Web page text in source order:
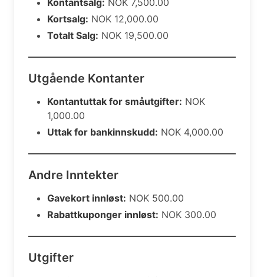
Kortsalg: NOK 12,000.00
Totalt Salg: NOK 19,500.00
Utgående Kontanter
Kontantuttak for småutgifter: NOK
1,000.00
Uttak for bankinnskudd: NOK 4,000.00
Andre Inntekter
Gavekort innløst: NOK 500.00
Rabattkuponger innløst: NOK 300.00
Utgifter